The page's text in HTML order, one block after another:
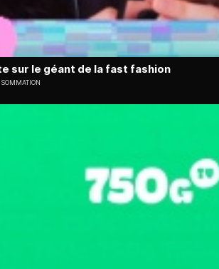
sur le géant de la fast fashion